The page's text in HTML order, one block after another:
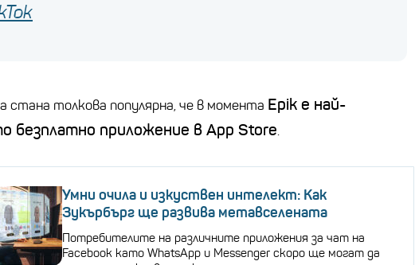
стана толкова популярна, че в момента Epik е най-
безплатно приложение в App Store.
Умни очила и изкуствен интелект: Как
Зукърбърг ще развива метавселената
Потребителите на различните приложения за чат на
Facebook като WhatsApp и Messenger скоро ще могат да